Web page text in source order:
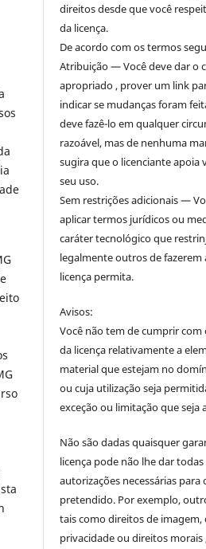
direitos desde que você
da licença.
De acordo com os termos
Atribuição — Você deve dar o
apropriado , prover um link
indicar se mudanças foram
deve fazê-lo em qualquer
razoável, mas de nenhuma
sugira que o licenciante apoia
seu uso.
Sem restrições adicionais —
aplicar termos jurídicos ou
caráter tecnológico que
legalmente outros de fazerem
licença permita.
Avisos:
Você não tem de cumprir com
da licença relativamente a
material que estejam no
ou cuja utilização seja
exceção ou limitação que seja
Não são dadas quaisquer
licença pode não lhe dar todas
autorizações necessárias para
pretendido. Por exemplo,
tais como direitos de imagem,
privacidade ou direitos morais